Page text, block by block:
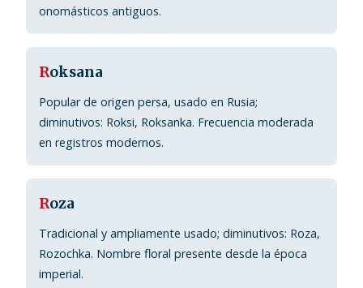
onomásticos antiguos.
Roksana
Popular de origen persa, usado en Rusia;
diminutivos: Roksi, Roksanka. Frecuencia moderada
en registros modernos.
Roza
Tradicional y ampliamente usado; diminutivos: Roza,
Rozochka. Nombre floral presente desde la época
imperial.